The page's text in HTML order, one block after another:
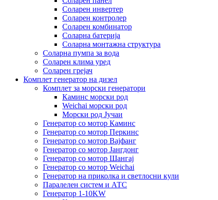
Соларен инвертер
Соларен контролер
Соларен комбинатор
Соларна батерија
Соларна монтажна структура
Соларна пумпа за вода
Соларен клима уред
Соларен грејач
Комплет генератор на дизел
Комплет за морски генератори
Каминс морски род
Weichai морски род
Морски род Јучаи
Генератор со мотор Каминс
Генератор со мотор Перкинс
Генератор со мотор Вајфанг
Генератор со мотор Јангдонг
Генератор со мотор Шангај
Генератор со мотор Weichai
Генератор на приколка и светлосни кули
Паралелен систем и АТС
Генератор 1-10KW